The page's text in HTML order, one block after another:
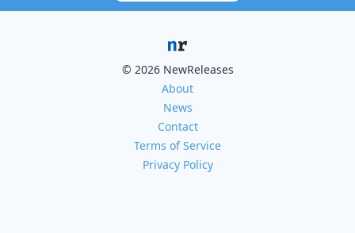
© 2026 NewReleases
About
News
Contact
Terms of Service
Privacy Policy